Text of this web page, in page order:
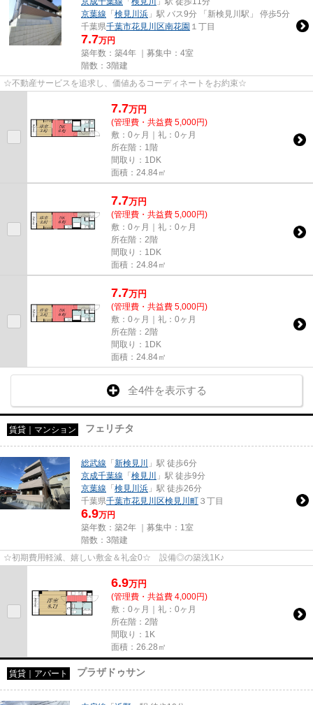
京葉線 「 検見川浜 」駅 バス9分 「新検見川駅」 停歩5分
千葉県千葉市花見川区南花園 １丁目
7.7万円
築年数：築4年 ｜募集中： 4室
階数：3階建
☆不動産サービスを追求し、価値あるコーディネートをお約束☆
7.7万円
(管理費・共益費 5,000円)
敷：0ヶ月｜礼：0ヶ月
所在階：1階
間取り：1DK
面積：24.84㎡
7.7万円
(管理費・共益費 5,000円)
敷：0ヶ月｜礼：0ヶ月
所在階：2階
間取り：1DK
面積：24.84㎡
7.7万円
(管理費・共益費 5,000円)
敷：0ヶ月｜礼：0ヶ月
所在階：2階
間取り：1DK
面積：24.84㎡
全4件を表示する
賃貸｜マンション フェリチタ
総武線 「 新検見川
」駅 徒歩6分
京成千葉線 「 検見川
」駅 徒歩9分
京葉線 「 検見川浜 」駅 徒歩26分
千葉県千葉市花見川区検見川町 ３丁目
6.9万円
築年数：築2年 ｜募集中： 1室
階数：3階建
☆初期費用軽減、嬉しい敷金＆礼金0☆ 設備◎の築浅1K♪
6.9万円
(管理費・共益費 4,000円)
敷：0ヶ月｜礼：0ヶ月
所在階：2階
間取り：1K
面積：26.28㎡
賃貸｜アパート プラザドゥサン